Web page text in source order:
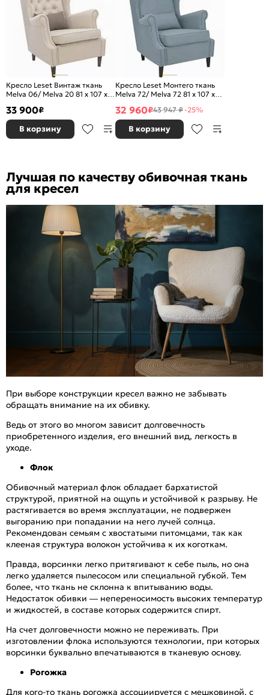
Кресло Leset Винтаж ткань
Melva 06/ Melva 20 81 x 107 x
33 900₽
В корзину
Кресло Leset Монтего ткань
Melva 72/ Melva 72 81 x 107 x
32 960₽43 947 ₽-25%
В корзину
Лучшая по качеству обивочная ткань
для кресел
При выборе конструкции кресел важно не забывать
обращать внимание на их обивку.
Ведь от этого во многом зависит долговечность
приобретенного изделия, его внешний вид, легкость в
уходе.
Флок
Обивочный материал флок обладает бархатистой
структурой, приятной на ощупь и устойчивой к разрыву. Не
растягивается во время эксплуатации, не подвержен
выгоранию при попадании на него лучей солнца.
Рекомендован семьям с хвостатыми питомцами, так как
клееная структура волокон устойчива к их коготкам.
Правда, ворсинки легко притягивают к себе пыль, но она
легко удаляется пылесосом или специальной губкой. Тем
более, что ткань не склонна к впитыванию воды.
Недостаток обивки — непереносимость высоких температур
и жидкостей, в составе которых содержится спирт.
На счет долговечности можно не переживать. При
изготовлении флока используются технологии, при которых
ворсинки буквально впечатываются в тканевую основу.
Рогожка
Для кого-то ткань рогожка ассоциируется с мешковиной, с